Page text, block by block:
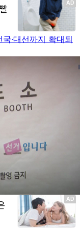
·대선까지 확대되